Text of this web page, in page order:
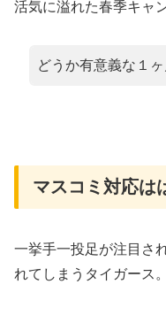
活気に溢れた春季キャン
どうか有意義な１
マスコミ対応は
一挙手一投足が注目さ
れてしまうタイガース。